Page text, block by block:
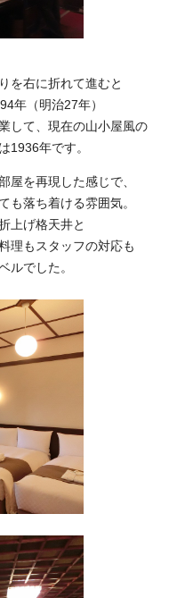
を右に折れて進むと
年（明治27年）
して、現在の山小屋風の
1936年です。
屋を再現した感じで、
も落ち着ける雰囲気。
上げ格天井と
理もスタッフの対応も
ルでした。